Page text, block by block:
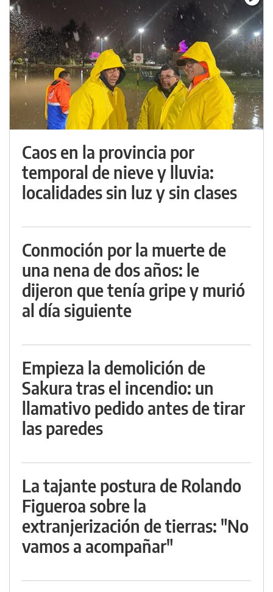
Caos en la provincia por
temporal de nieve y lluvia:
localidades sin luz y sin clases
Conmoción por la muerte de
una nena de dos años: le
dijeron que tenía gripe y murió
al día siguiente
Empieza la demolición de
Sakura tras el incendio: un
llamativo pedido antes de tirar
las paredes
La tajante postura de Rolando
Figueroa sobre la
extranjerización de tierras: "No
vamos a acompañar"